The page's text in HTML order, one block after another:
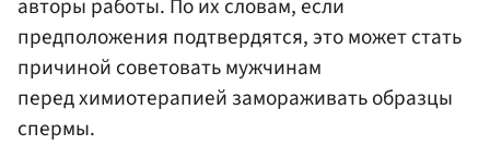
авторы работы. По их словам, если
предположения подтвердятся, это может стать
причиной советовать мужчинам
перед химиотерапией замораживать образцы
спермы.